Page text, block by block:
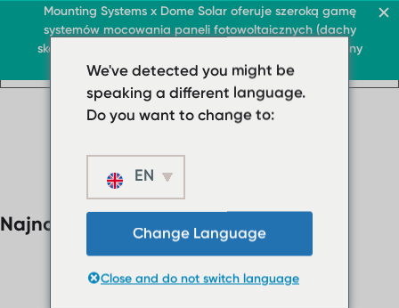
Mounting Systems x Dome Solar oferuje szeroką gamę
systemów mocowania paneli fotowoltaicznych (dachy
skośne, markizy przeciwsłoneczne, dachy płaskie, tereny
otwarte)
PL
Dach płaski
› System dachów
› System płaskiego
› FAQ
Skontaktuj się z nami
PL
PL
Dach i handel
Dach i handel
Dach płaski
› System dachów
płaskich
Najnowsze komentarze
We've detected you might be
speaking a different language.
Do you want to change to:
EN
Change Language
Close and do not switch language